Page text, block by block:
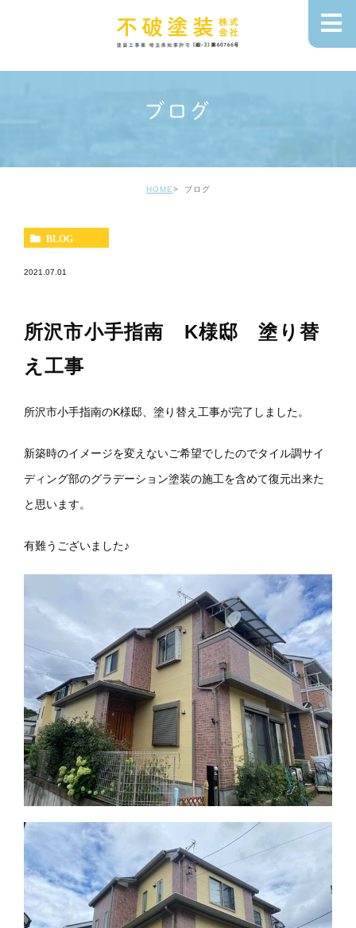
ブログ
HOME ブログ
BLOG
2021.07.01
所沢市小手指南 K様邸 塗り替
え工事
所沢市小手指南のK様邸、塗り替え工事が完了しました。
新築時のイメージを変えないご希望でしたのでタイル調サイ
ディング部のグラデーション塗装の施工を含めて復元出来た
と思います。
有難うございました♪